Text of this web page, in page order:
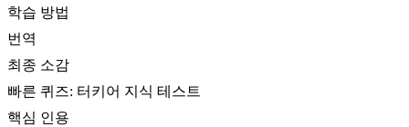
학습 방법
번역
최종 소감
빠른 퀴즈: 터키어 지식 테스트
핵심 인용